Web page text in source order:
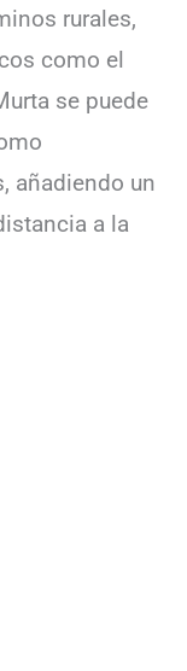
rurales,
como el
se puede
añadiendo un
a la